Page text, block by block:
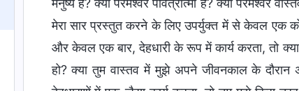
मनुष्य है? क्या परमेश्वर पवित्रात्मा है? क्या परमेश्वर
मेरा सार प्रस्तुत करने के लिए उपर्युक्त में से केवल एक को
और केवल एक बार, देहधारी के रूप में कार्य करता, तो
हो? क्या तुम वास्तव में मुझे अपने जीवनकाल के